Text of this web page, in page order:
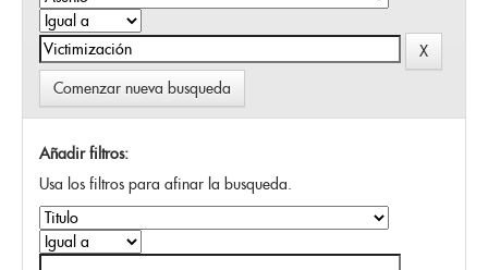
Comenzar nueva busqueda
Añadir filtros:
Usa los filtros para afinar la busqueda.